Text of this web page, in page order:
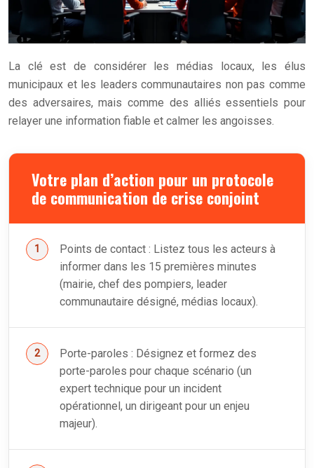
La clé est de considérer les médias locaux, les élus
municipaux et les leaders communautaires non pas comme
des adversaires, mais comme des alliés essentiels pour
relayer une information fiable et calmer les angoisses.
Votre plan d’action pour un protocole
de communication de crise conjoint
Points de contact : Listez tous les acteurs à
informer dans les 15 premières minutes
(mairie, chef des pompiers, leader
communautaire désigné, médias locaux).
Porte-paroles : Désignez et formez des
porte-paroles pour chaque scénario (un
expert technique pour un incident
opérationnel, un dirigeant pour un enjeu
majeur).